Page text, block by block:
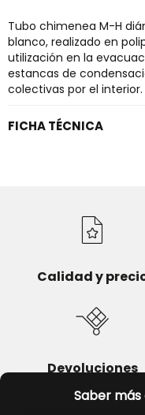
Saber
Tubo chimenea M-H
blanco, realizado en
utilización en la
estancas de
colectivas por el interior.
FICHA TÉCNICA
Calidad y
Devoluciones